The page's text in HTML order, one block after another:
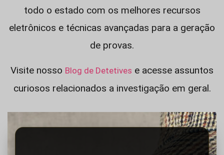
todo o estado com os melhores recursos
eletrônicos e técnicas avançadas para a geração
de provas.
Visite nosso Blog de Detetives e acesse assuntos
curiosos relacionados a investigação em geral.